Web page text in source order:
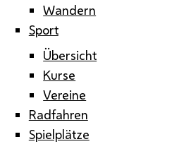
Wandern
Sport
Übersicht
Kurse
Vereine
Radfahren
Spielplätze